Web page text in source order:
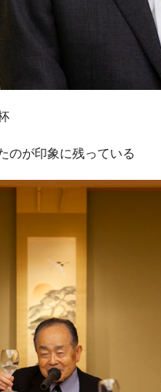
のが印象に残っている